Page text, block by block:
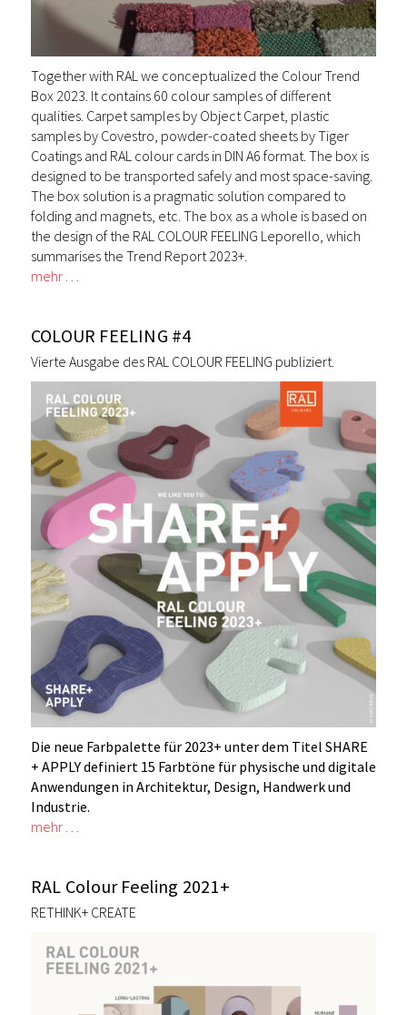
Together with RAL we conceptualized the Colour Trend
Box 2023. It contains 60 colour samples of different
qualities. Carpet samples by Object Carpet, plastic
samples by Covestro, powder-coated sheets by Tiger
Coatings and RAL colour cards in DIN A6 format. The box is
designed to be transported safely and most space-saving.
The box solution is a pragmatic solution compared to
folding and magnets, etc. The box as a whole is based on
the design of the RAL COLOUR FEELING Leporello, which
summarises the Trend Report 2023+.
mehr …
COLOUR FEELING #4
Vierte Ausgabe des RAL COLOUR FEELING publiziert.
Die neue Farbpalette für 2023+ unter dem Titel SHARE
+ APPLY definiert 15 Farbtöne für physische und digitale
Anwendungen in Architektur, Design, Handwerk und
Industrie.
mehr …
RAL Colour Feeling 2021+
RETHINK+ CREATE